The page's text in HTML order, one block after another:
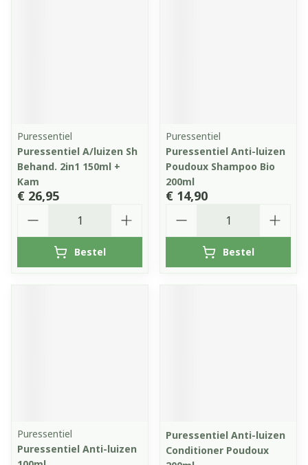
Puressentiel
Puressentiel A/luizen Sh
Behand. 2in1 150ml +
Kam
€ 26,95
Bestel
Puressentiel
Puressentiel Anti-luizen
Poudoux Shampoo Bio
200ml
€ 14,90
Bestel
Puressentiel
Puressentiel Anti-luizen
Puressentiel Anti-luizen
Conditioner Poudoux